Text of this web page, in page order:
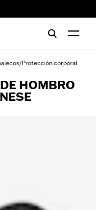
/Protección corporal
HOMBRO